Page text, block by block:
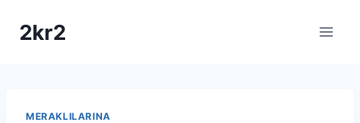
2kr2
MERAKLILARINA